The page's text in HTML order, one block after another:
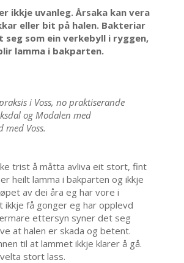
ikkje uvanleg. Årsaka kan vera
eller bit på halen. Bakteriar
seg som ein verkebyll i ryggen,
lamma i bakparten.
i Voss, no praktiserande
og Modalen med
med Voss.
trist å måtta avliva eit stort, fint
heilt lamma i bakparten og ikkje
av dei åra eg har vore i
ikkje få gonger eg har opplevd
ettersyn syner det seg
at halen er skada og betent.
til at lammet ikkje klarer å gå.
stort lass.